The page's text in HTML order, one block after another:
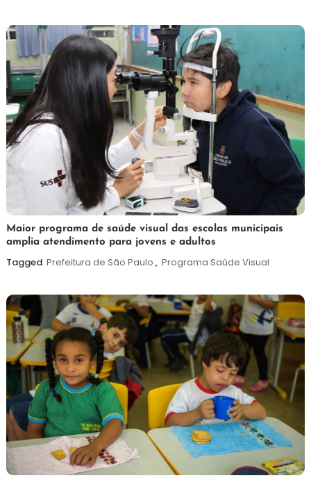
7
de
agosto
Maurilio
Maior programa de saúde visual das escolas municipais
amplia atendimento para jovens e adultos
Tagged Prefeitura de São Paulo , Programa Saúde Visual